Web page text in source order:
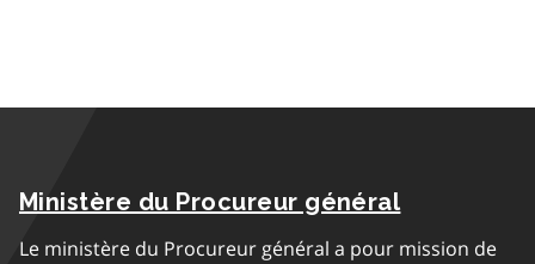
Ministère du Procureur général
Le ministère du Procureur général a pour mission de